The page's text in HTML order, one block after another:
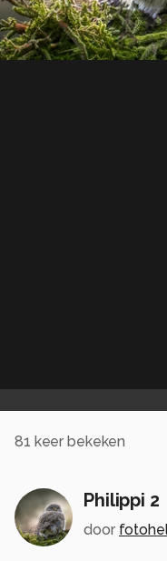
81 keer bekeken
Philippi 2
door